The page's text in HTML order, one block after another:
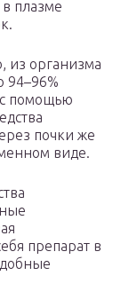
плазме
из организма
94–96%
помощью
почки же
виде.
препарат в